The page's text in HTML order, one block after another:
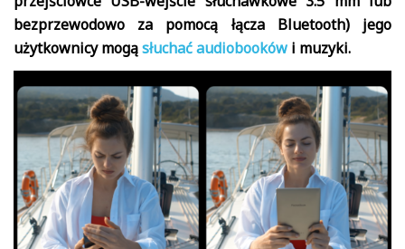
bezprzewodowo za pomocą łącza Bluetooth) jego
użytkownicy mogąsłuchać audiobooków i muzyki.